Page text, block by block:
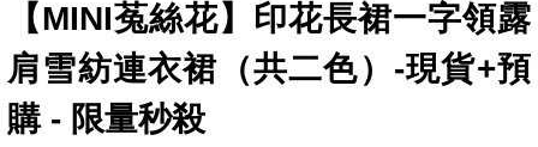
【MINI菟絲花】印花長裙一字領露
肩雪紡連衣裙（共二色）-現貨+預
購 - 限量秒殺